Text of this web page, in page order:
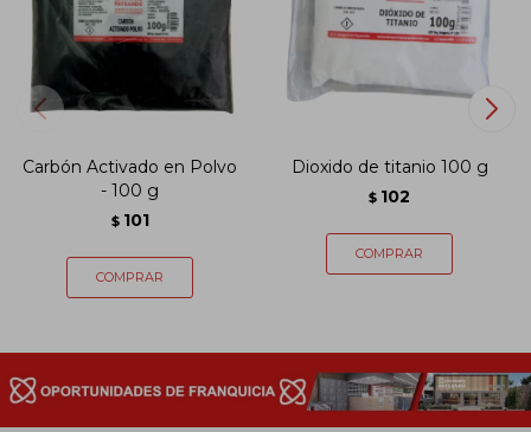
Carbón Activado en Polvo
- 100 g
$ 101
Dioxido de titanio 100 g
$ 102